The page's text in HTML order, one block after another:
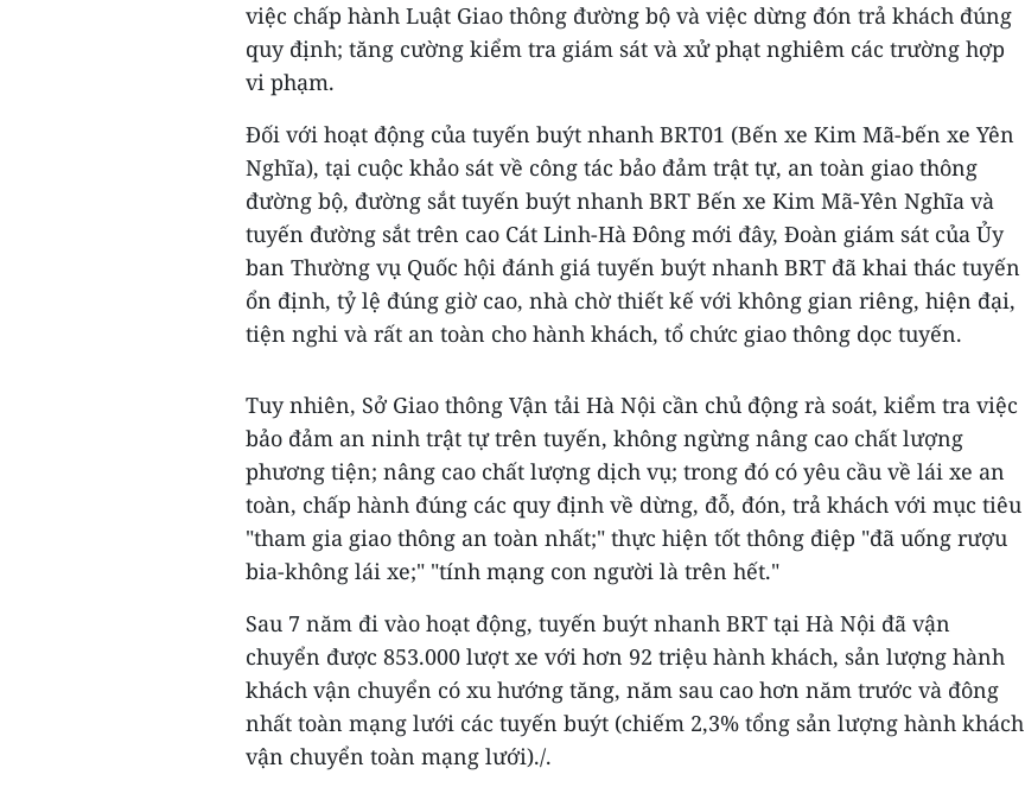
việc chấp hành Luật Giao thông đường bộ và việc dừng đón trả khách đúng
quy định; tăng cường kiểm tra giám sát và xử phạt nghiêm các trường hợp
vi phạm.
Đối với hoạt động của tuyến buýt nhanh BRT01 (Bến xe Kim Mã-bến xe Yên
Nghĩa), tại cuộc khảo sát về công tác bảo đảm trật tự, an toàn giao thông
đường bộ, đường sắt tuyến buýt nhanh BRT Bến xe Kim Mã-Yên Nghĩa và
tuyến đường sắt trên cao Cát Linh-Hà Đông mới đây, Đoàn giám sát của Ủy
ban Thường vụ Quốc hội đánh giá tuyến buýt nhanh BRT đã khai thác tuyến
ổn định, tỷ lệ đúng giờ cao, nhà chờ thiết kế với không gian riêng, hiện đại,
tiện nghi và rất an toàn cho hành khách, tổ chức giao thông dọc tuyến.
Tuy nhiên, Sở Giao thông Vận tải Hà Nội cần chủ động rà soát, kiểm tra việc
bảo đảm an ninh trật tự trên tuyến, không ngừng nâng cao chất lượng
phương tiện; nâng cao chất lượng dịch vụ; trong đó có yêu cầu về lái xe an
toàn, chấp hành đúng các quy định về dừng, đỗ, đón, trả khách với mục tiêu
"tham gia giao thông an toàn nhất;" thực hiện tốt thông điệp "đã uống rượu
bia-không lái xe;" "tính mạng con người là trên hết."
Sau 7 năm đi vào hoạt động, tuyến buýt nhanh BRT tại Hà Nội đã vận
chuyển được 853.000 lượt xe với hơn 92 triệu hành khách, sản lượng hành
khách vận chuyển có xu hướng tăng, năm sau cao hơn năm trước và đông
nhất toàn mạng lưới các tuyến buýt (chiếm 2,3% tổng sản lượng hành khách
vận chuyển toàn mạng lưới)./.